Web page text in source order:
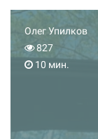
Олег Упилков
827
10 мин.